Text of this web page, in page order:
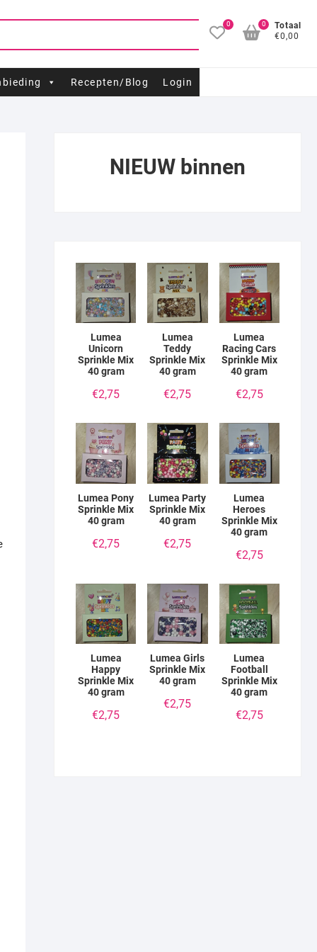
0
Totaal
€0,00
0
Recepten/Blog Login
NIEUW binnen
Lumea
Unicorn
Sprinkle Mix
40 gram
€2,75
Lumea
Teddy
Sprinkle Mix
40 gram
€2,75
Lumea
Racing Cars
Sprinkle Mix
40 gram
€2,75
Lumea Pony
Sprinkle Mix
40 gram
€2,75
Lumea Party
Sprinkle Mix
40 gram
€2,75
Lumea
Heroes
Sprinkle Mix
40 gram
€2,75
Lumea
Happy
Sprinkle Mix
40 gram
€2,75
Lumea Girls
Sprinkle Mix
40 gram
€2,75
Lumea
Football
Sprinkle Mix
40 gram
€2,75